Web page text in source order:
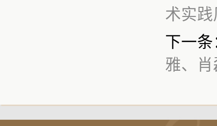
术实
下一条
雅、